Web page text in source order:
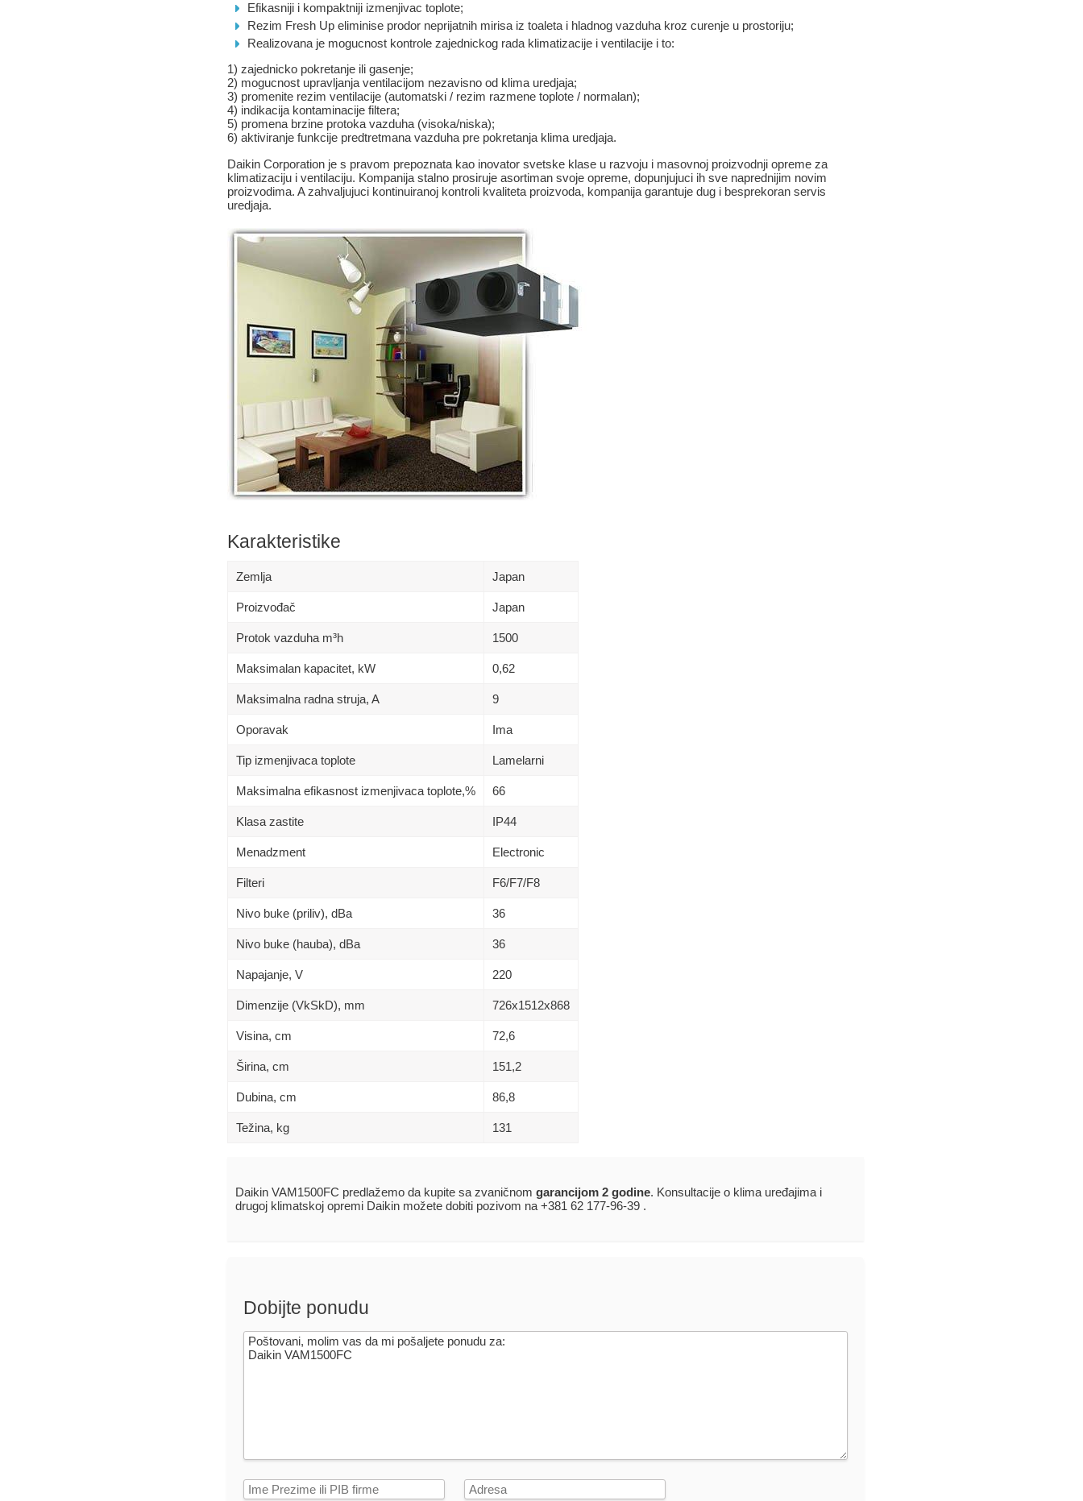
Efikasniji i kompaktniji izmenjivac toplote;
Rezim Fresh Up eliminise prodor neprijatnih mirisa iz toaleta i hladnog vazduha kroz curenje u prostoriju;
Realizovana je mogucnost kontrole zajednickog rada klimatizacije i ventilacije i to:
1) zajednicko pokretanje ili gasenje;
2) mogucnost upravljanja ventilacijom nezavisno od klima uredjaja;
3) promenite rezim ventilacije (automatski / rezim razmene toplote / normalan);
4) indikacija kontaminacije filtera;
5) promena brzine protoka vazduha (visoka/niska);
6) aktiviranje funkcije predtretmana vazduha pre pokretanja klima uredjaja.
Daikin Corporation je s pravom prepoznata kao inovator svetske klase u razvoju i masovnoj proizvodnji opreme za
klimatizaciju i ventilaciju. Kompanija stalno prosiruje asortiman svoje opreme, dopunjujuci ih sve naprednijim novim
proizvodima. A zahvaljujuci kontinuiranoj kontroli kvaliteta proizvoda, kompanija garantuje dug i besprekoran servis
uredjaja.
Karakteristike
Zemlja Japan
Proizvođač Japan
Protok vazduha m³h 1500
Maksimalan kapacitet, kW 0,62
Maksimalna radna struja, A 9
Oporavak Ima
Tip izmenjivaca toplote Lamelarni
Maksimalna efikasnost izmenjivaca toplote,% 66
Klasa zastite IP44
Menadzment Electronic
Filteri F6/F7/F8
Nivo buke (priliv), dBa 36
Nivo buke (hauba), dBa 36
Napajanje, V 220
Dimenzije (VkSkD), mm 726x1512x868
Visina, сm 72,6
Širina, сm 151,2
Dubina, сm 86,8
Težina, kg 131
Daikin VAM1500FC predlažemo da kupite sa zvaničnom garancijom 2 godine. Konsultacije o klima uređajima i
drugoj klimatskoj opremi Daikin možete dobiti pozivom na +381 62 177-96-39 .
Dobijte ponudu